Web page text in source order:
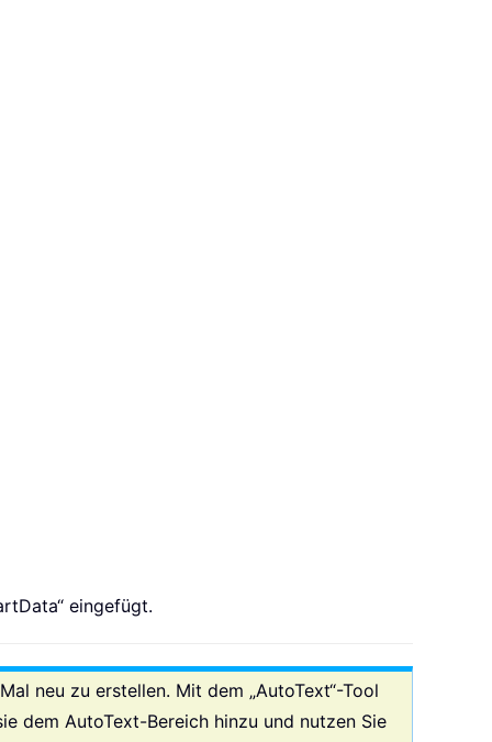
eingefügt.
neu zu erstellen. Mit dem „AutoText“-Tool
dem AutoText-Bereich hinzu und nutzen Sie